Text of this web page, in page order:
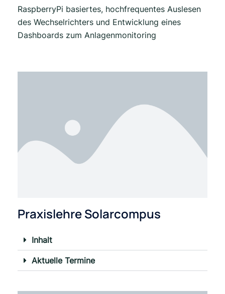
RaspberryPi basiertes, hochfrequentes Auslesen
des Wechselrichters und Entwicklung eines
Dashboards zum Anlagenmonitoring
Praxislehre Solarcompus
Inhalt
Aktuelle Termine